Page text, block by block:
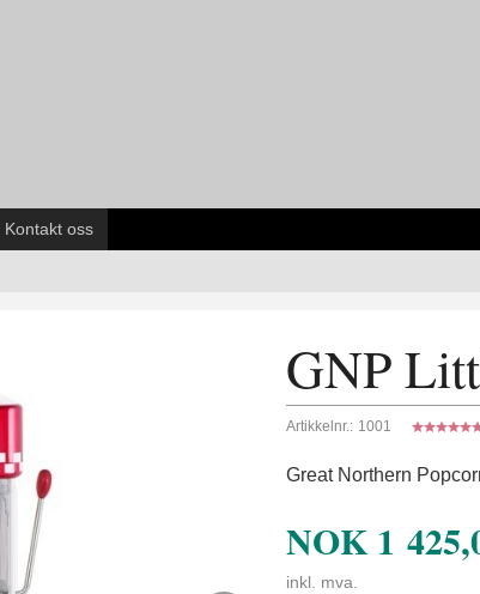
Kontakt oss
GNP
Artikkelnr.: 1001
Great Northern
NOK 1
inkl. mva.